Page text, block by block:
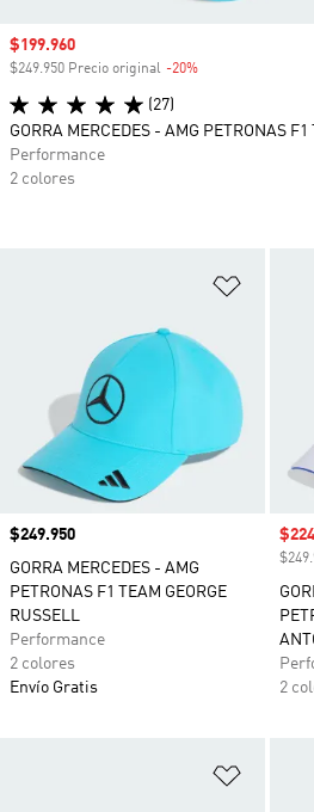
Precio
$249.950
GORRA MERCEDES - AMG
PETRONAS F1 TEAM GEORGE
RUSSELL
Performance
2 colores
Envío Gratis
2
Precio de venta
$199.960
$249.950 Precio original -20%
(27)
GORRA MERCEDES - AMG PETRONAS
Performance
2 colores